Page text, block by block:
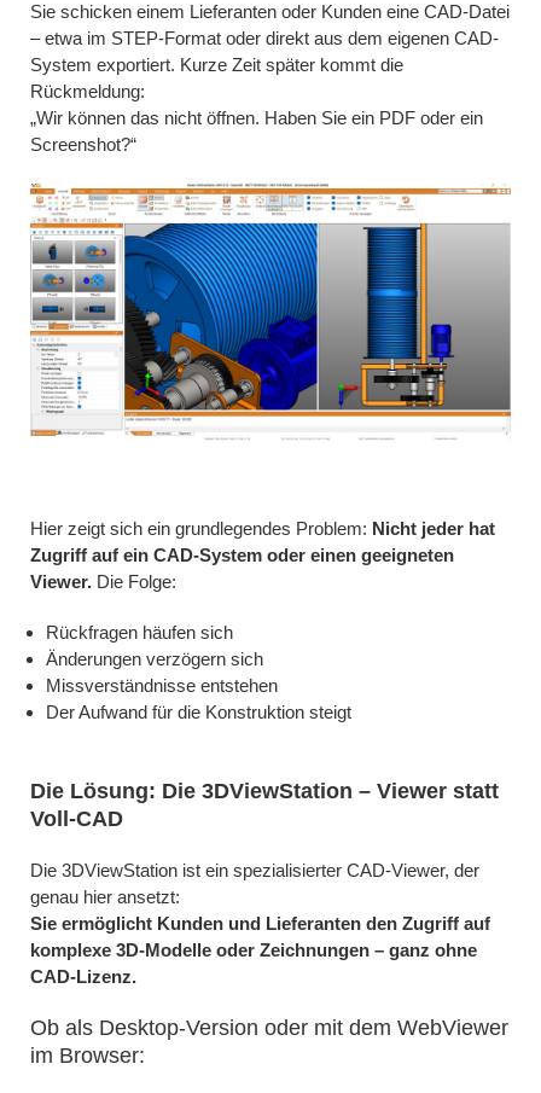
Sie schicken einem Lieferanten oder Kunden eine CAD-Datei
– etwa im STEP-Format oder direkt aus dem eigenen CAD-
System exportiert. Kurze Zeit später kommt die
Rückmeldung:
„Wir können das nicht öffnen. Haben Sie ein PDF oder ein
Screenshot?“
Hier zeigt sich ein grundlegendes Problem: Nicht jeder hat
Zugriff auf ein CAD-System oder einen geeigneten
Viewer.Die Folge:
Rückfragen häufen sich
Änderungen verzögern sich
Missverständnisse entstehen
Der Aufwand für die Konstruktion steigt
Die Lösung: Die 3DViewStation – Viewer statt
Voll-CAD
Die 3DViewStation ist ein spezialisierter CAD-Viewer, der
genau hier ansetzt:
Sie ermöglicht Kunden und Lieferanten den Zugriff auf
komplexe 3D-Modelle oder Zeichnungen – ganz ohne
CAD-Lizenz.
Ob als Desktop-Version oder mit dem WebViewer
im Browser: